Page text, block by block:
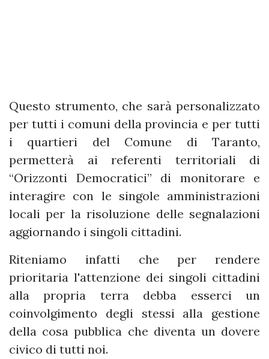
Questo strumento, che sarà personalizzato
per tutti i comuni della provincia e per tutti
i quartieri del Comune di Taranto,
permetterà ai referenti territoriali di
“Orizzonti Democratici” di monitorare e
interagire con le singole amministrazioni
locali per la risoluzione delle segnalazioni
aggiornando i singoli cittadini.
Riteniamo infatti che per rendere
prioritaria l'attenzione dei singoli cittadini
alla propria terra debba esserci un
coinvolgimento degli stessi alla gestione
della cosa pubblica che diventa un dovere
civico di tutti noi.